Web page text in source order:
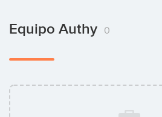
Equipo Authy 0